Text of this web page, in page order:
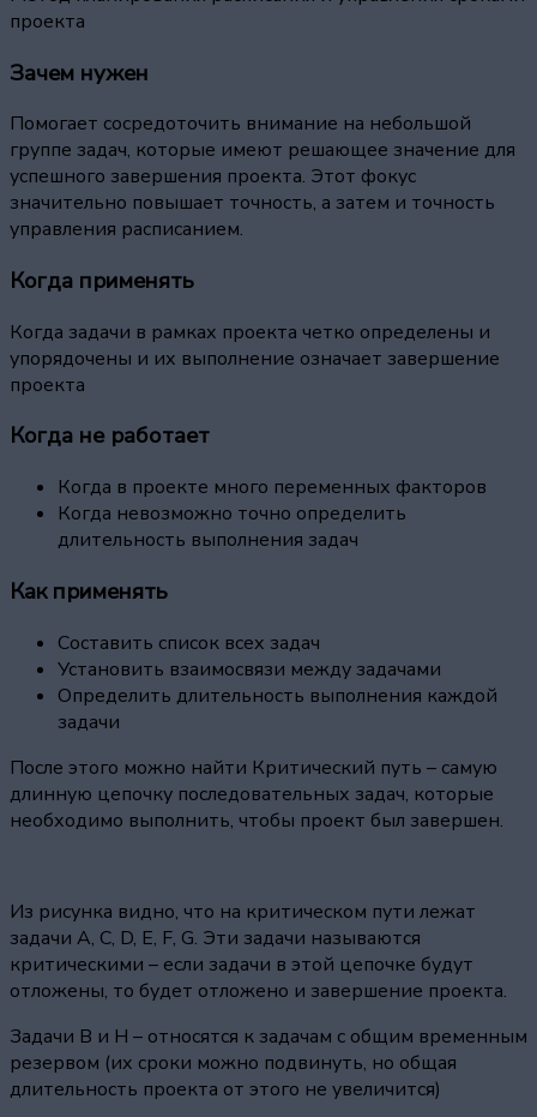
проекта
Зачем нужен
Помогает сосредоточить внимание на небольшой
группе задач, которые имеют решающее значение для
успешного завершения проекта. Этот фокус
значительно повышает точность, а затем и точность
управления расписанием.
Когда применять
Когда задачи в рамках проекта четко определены и
упорядочены и их выполнение означает завершение
проекта
Когда не работает
Когда в проекте много переменных факторов
Когда невозможно точно определить
длительность выполнения задач
Как применять
Составить список всех задач
Установить взаимосвязи между задачами
Определить длительность выполнения каждой
задачи
После этого можно найти Критический путь – самую
длинную цепочку последовательных задач, которые
необходимо выполнить, чтобы проект был завершен.
Из рисунка видно, что на критическом пути лежат
задачи A, C, D, E, F, G. Эти задачи называются
критическими – если задачи в этой цепочке будут
отложены, то будет отложено и завершение проекта.
Задачи B и H – относятся к задачам с общим временным
резервом (их сроки можно подвинуть, но общая
длительность проекта от этого не увеличится)